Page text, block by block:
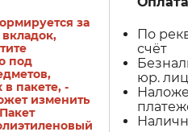
за
под
пакете, -
изменить
По
счёт
юр.